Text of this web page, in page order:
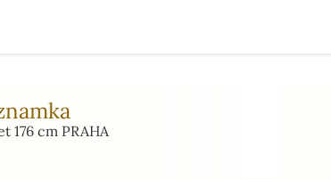
176 cm PRAHA